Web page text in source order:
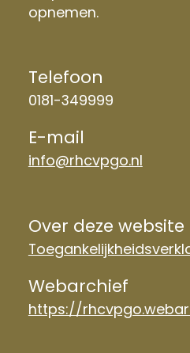
opnemen.
Telefoon
0181-349999
E-mail
info@rhcvpgo.nl
Over deze website
Webarchief
https://